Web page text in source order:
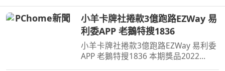
仁，改成 ...
小羊卡牌社捲款3億跑路EZWay 易
利委APP 老鵝特搜1836
小羊卡牌社捲款3億跑路EZWay 易利委
APP 老鵝特搜1836 本期獎品2022